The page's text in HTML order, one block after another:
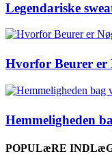
Legendariske
Hvorfor Beurer er
Hemmeligheden
POPULæRE